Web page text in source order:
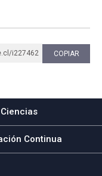
i227462 COPIAR
Continua